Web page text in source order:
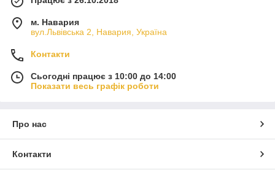
м. Навария
вул.Львівська 2, Навария, Україна
Контакти
Сьогодні працює з 10:00 до 14:00
Показати весь графік роботи
Про нас
Контакти